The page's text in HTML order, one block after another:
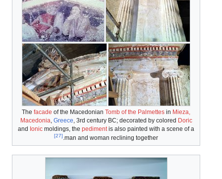
Thefacade of the MacedonianTomb of the Palmettes in Mieza,
Macedonia, Greece, 3rd century BC; decorated by colored Doric
and Ionic moldings, thepedimentis also painted with a scene of a
man and woman reclining together.
[27]
الجمعية
المجلس
Synedrion
)
مصادر